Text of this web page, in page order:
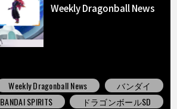
Weekly Dragonball News
Weekly Dragonball News
バンダイ
BANDAI SPIRITS
ドラゴンボールSD